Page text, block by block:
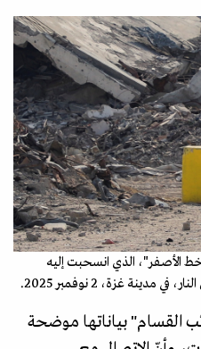
الأصفر"، الذي انسحبت إليه
غزة، 2 نوفمبر 2025.
بياناتها موضحة